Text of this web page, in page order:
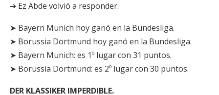
➔ Ez Abde volvió a responder.
➤ Bayern Munich hoy ganó en la Bundesliga.
➤ Borussia Dortmund hoy ganó en la Bundesliga.
➤ Bayern Munich: es 1º lugar con 31 puntos.
➤ Borussia Dortmund: es 2º lugar con 30 puntos.
DER KLASSIKER IMPERDIBLE.